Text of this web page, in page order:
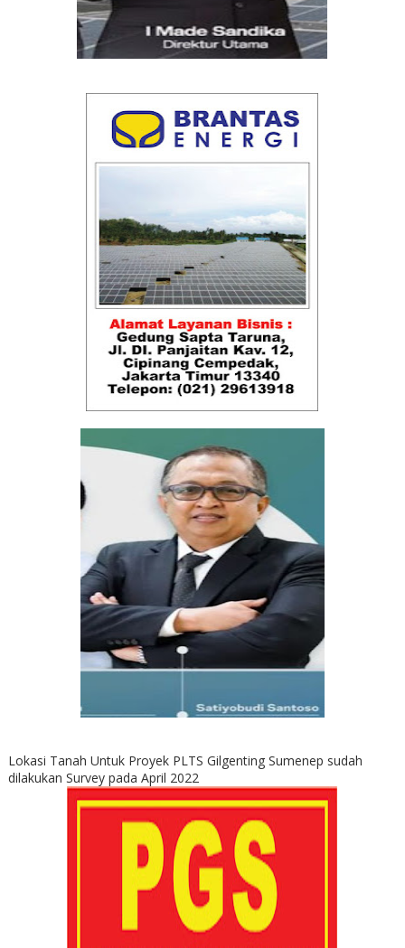
Lokasi Tanah Untuk Proyek PLTS Gilgenting Sumenep sudah
dilakukan Survey pada April 2022